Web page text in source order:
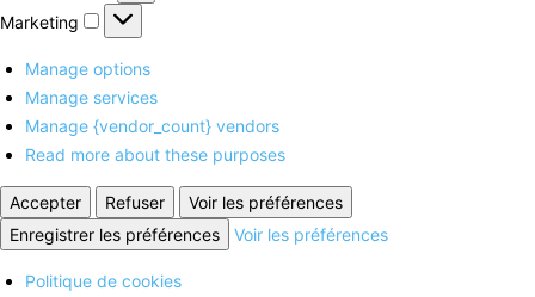
Marketing Marketing
Manage options
Manage services
Manage {vendor_count} vendors
Read more about these purposes
Accepter Refuser
Voir les préférences
Enregistrer les préférences
Voir les préférences
Politique de cookies